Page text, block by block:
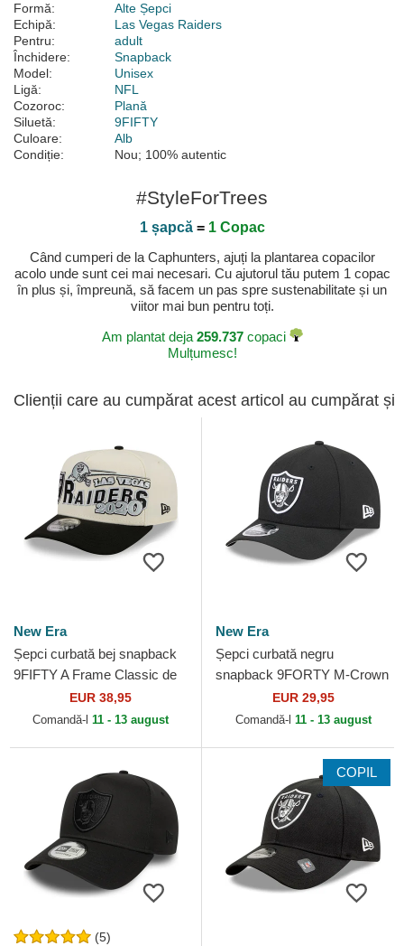
Formă:
Alte Șepci
Echipă:
Las Vegas Raiders
Pentru:
adult
Închidere:
Snapback
Model:
Unisex
Ligă:
NFL
Cozoroc:
Plană
Siluetă:
9FIFTY
Culoare:
Alb
Condiție:
Nou; 100% autentic
#StyleForTrees
1 șapcă= 1 Copac
Când cumperi de la Caphunters, ajuți la plantarea copacilor
acolo unde sunt cei mai necesari. Cu ajutorul tău putem 1 copac
în plus și, împreună, să facem un pas spre sustenabilitate și un
viitor mai bun pentru toți.
Am plantat deja 259.737copaci
Mulțumesc!
Clienții care au cumpărat acest articol au cumpărat și
New Era
Șepci curbată bej snapback
9FIFTY A Frame Classic de
Las Vegas Raiders NFL de
New Era
EUR 38,95
Comandă-l 11 - 13 august
New Era
Șepci curbată negru
snapback 9FORTY M-Crown
Team de Las Vegas Raiders
NFL de New Era
EUR 29,95
Comandă-l 11 - 13 august
(5)
COPIL